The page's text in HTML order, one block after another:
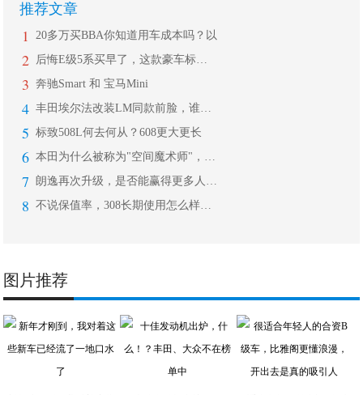
推荐文章
1 20多万买BBA你知道用车成本吗？以
2 后悔E级5系买早了，这款豪车标配电吸
3 奔驰Smart 和 宝马Mini
4 丰田埃尔法改装LM同款前脸，谁还会加
5 标致508L何去何从？608更大更长
6 本田为什么被称为"空间魔术师"，看看
7 朗逸再次升级，是否能赢得更多人的欢喜
8 不说保值率，308长期使用怎么样？听
图片推荐